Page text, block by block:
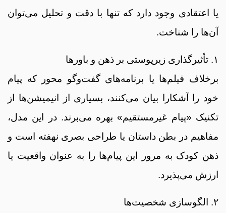
یا اعتقادی وجود دارد که تنها با دقت و تحلیل می‌توان
آن‌ها را شناخت.
۱. تأثیرگذاری زیرپوستی بر ذهن و باورها
برخلاف فیلم‌ها یا برنامه‌های گفت‌وگو محور که پیام
خود را آشکارا بیان می‌کنند، بسیاری از انیمیشن‌ها از
تکنیک «پیام غیرمستقیم» بهره می‌برند. در این مدل،
مفاهیم در بطن داستان یا طراحی بصری نهفته است و
ذهن کودک به مرور این پیام‌ها را به عنوان واقعیت یا
ارزش می‌پذیرد.
۲. الگوسازی شخصیت‌ها